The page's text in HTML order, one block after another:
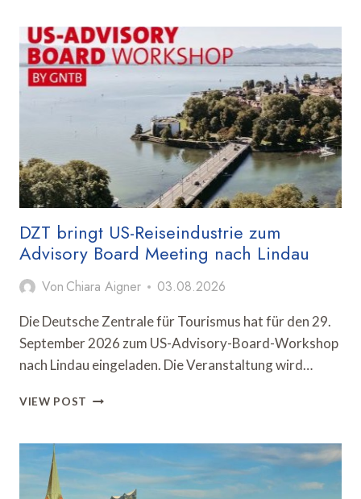
KAMPAGNE
MIT
WETTERGESTEUERTER
AUSSENWERBUNG F
ORT
DZT bringt US-Reiseindustrie zum
Advisory Board Meeting nach Lindau
Von Chiara Aigner 03.08.2026
Die Deutsche Zentrale für Tourismus hat für den 29.
September 2026 zum US-Advisory-Board-Workshop
nach Lindau eingeladen. Die Veranstaltung wird…
VIEW POST DZT
REISEINDUSTRIE
ZUM
ADVISORY